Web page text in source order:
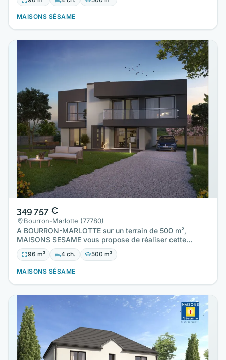
MAISONS SÉSAME
349 757 €
Bourron-Marlotte (77780)
A BOURRON-MARLOTTE sur un terrain de 500 m²,
MAISONS SESAME vous propose de réaliser cette
maison neuve d'une surface…
96 m² 4 ch. 500 m²
MAISONS SÉSAME